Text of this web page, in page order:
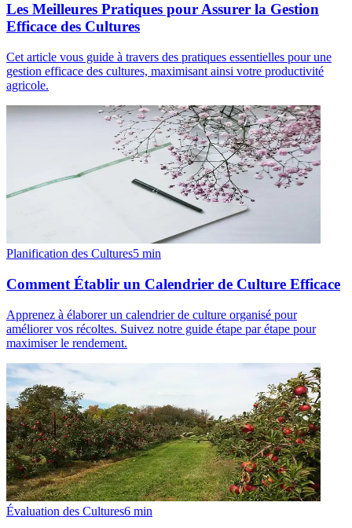
Les Meilleures Pratiques pour Assurer la Gestion
Efficace des Cultures
Cet article vous guide à travers des pratiques essentielles pour une
gestion efficace des cultures, maximisant ainsi votre productivité
agricole.
Planification des Cultures5 min
Comment Établir un Calendrier de Culture Efficace
Apprenez à élaborer un calendrier de culture organisé pour
améliorer vos récoltes. Suivez notre guide étape par étape pour
maximiser le rendement.
Évaluation des Cultures6 min